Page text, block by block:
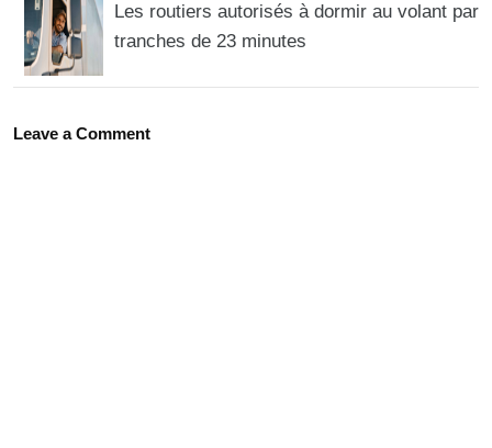
Les routiers autorisés à dormir au volant par
tranches de 23 minutes
Leave a Comment